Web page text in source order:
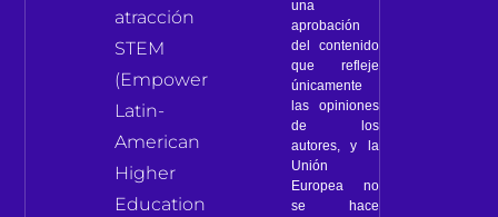
atracción
STEM
(Empower
Latin-
American
Higher
Education
una
aprobación
del contenido
que refleje
únicamente
las opiniones
de los
autores, y la
Unión
Europea no
se hace